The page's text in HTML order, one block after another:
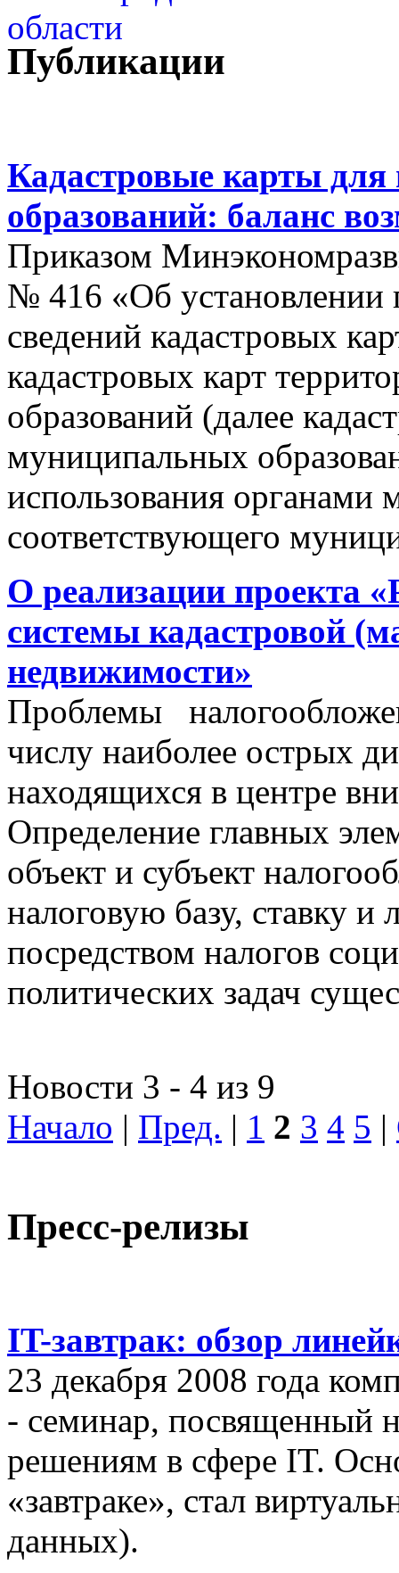
Публикации
Кадастровые карты
образований: баланс
Приказом
№ 416 «Об установлении
сведений кадастровых
кадастровых карт
образований (далее
муниципальных
использования органами
соответствующего
О реализации проекта
системы кадастровой
недвижимости»
Проблемы
числу наиболее острых
находящихся в центре
Определение главных
объект и субъект
налоговую базу, ставку и
посредством налогов
политических задач
Новости 3 - 4 из 9
Начало | Пред. | 1 2 3 4 5 |
Пресс-релизы
IT-завтрак: обзор
23 декабря 2008 года
- семинар, посвященный
решениям в сфере IT.
«завтраке», стал
данных).